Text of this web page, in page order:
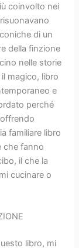
coinvolto nei
di un
della finzione
nelle storie
magico, libro
e
perché
familiare libro
che fanno
il che la
cucinare o
libro, mi